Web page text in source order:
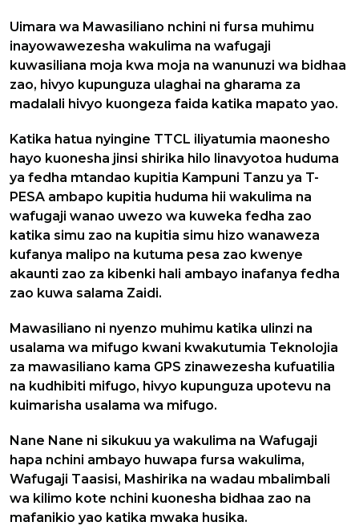
Uimara wa Mawasiliano nchini ni fursa muhimu
inayowawezesha wakulima na wafugaji
kuwasiliana moja kwa moja na wanunuzi wa bidhaa
zao, hivyo kupunguza ulaghai na gharama za
madalali hivyo kuongeza faida katika mapato yao.
Katika hatua nyingine TTCL iliyatumia maonesho
hayo kuonesha jinsi shirika hilo linavyotoa huduma
ya fedha mtandao kupitia Kampuni Tanzu ya T-
PESA ambapo kupitia huduma hii wakulima na
wafugaji wanao uwezo wa kuweka fedha zao
katika simu zao na kupitia simu hizo wanaweza
kufanya malipo na kutuma pesa zao kwenye
akaunti zao za kibenki hali ambayo inafanya fedha
zao kuwa salama Zaidi.
Mawasiliano ni nyenzo muhimu katika ulinzi na
usalama wa mifugo kwani kwakutumia Teknolojia
za mawasiliano kama GPS zinawezesha kufuatilia
na kudhibiti mifugo, hivyo kupunguza upotevu na
kuimarisha usalama wa mifugo.
Nane Nane ni sikukuu ya wakulima na Wafugaji
hapa nchini ambayo huwapa fursa wakulima,
Wafugaji Taasisi, Mashirika na wadau mbalimbali
wa kilimo kote nchini kuonesha bidhaa zao na
mafanikio yao katika mwaka husika.